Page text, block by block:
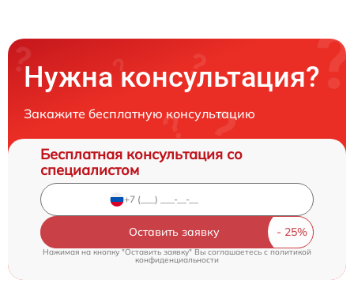
Нужна консультация?
Закажите бесплатную консультацию
Бесплатная консультация со
специалистом
Оставить заявку
Нажимая на кнопку "Оставить заявку" Вы соглашаетесь cполитикой
конфиденциальности